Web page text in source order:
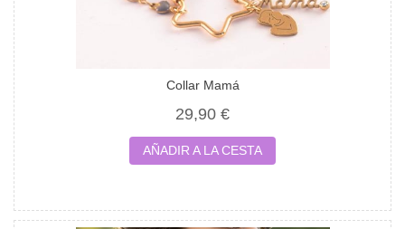
Collar Mamá
29,90 €
AÑADIR A LA CESTA